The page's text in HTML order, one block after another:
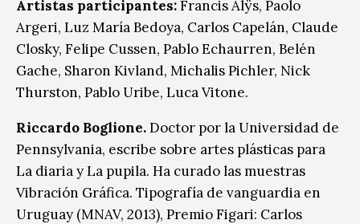
Artistas participantes:Francis Alÿs, Paolo
Argeri, Luz María Bedoya, Carlos Capelán, Claude
Closky, Felipe Cussen, Pablo Echaurren, Belén
Gache, Sharon Kivland, Michalis Pichler, Nick
Thurston, Pablo Uribe, Luca Vitone.
Riccardo Boglione.Doctor por la Universidad de
Pennsylvania, escribe sobre artes plásticas para
La diaria y La pupila. Ha curado las muestras
Vibración Gráfica. Tipografía de vanguardia en
Uruguay (MNAV, 2013), Premio Figari: Carlos